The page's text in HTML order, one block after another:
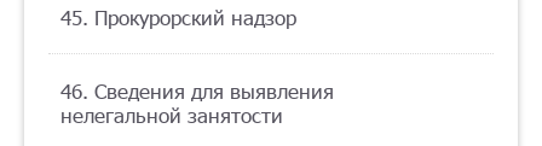
45. Прокурорский надзор
46. Сведения для выявления
нелегальной занятости